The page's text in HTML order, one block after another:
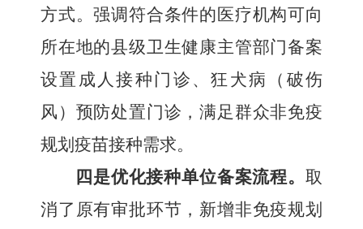
方式。强调符合条件的医疗机构可向
所在地的县级卫生健康主管部门备案
设置成人接种门诊、狂犬病（破伤
风）预防处置门诊，满足群众非免疫
规划疫苗接种需求。
四是优化接种单位备案流程。 取
消了原有审批环节，新增非免疫规划